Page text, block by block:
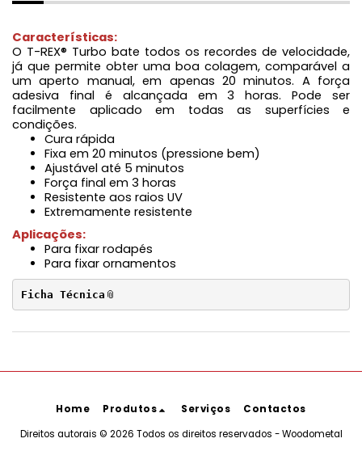
Características:
O T-REX® Turbo bate todos os recordes de velocidade,
já que permite obter uma boa colagem, comparável a
um aperto manual, em apenas 20 minutos. A força
adesiva final é alcançada em 3 horas. Pode ser
facilmente aplicado em todas as superfícies e
condições.
Cura rápida
Fixa em 20 minutos (pressione bem)
Ajustável até 5 minutos
Força final em 3 horas
Resistente aos raios UV
Extremamente resistente
Aplicações:
Para fixar rodapés
Para fixar ornamentos
Ficha Técnica
Home Produtos Serviços
Contactos
Direitos autorais © 2026 Todos os direitos reservados -Woodometal